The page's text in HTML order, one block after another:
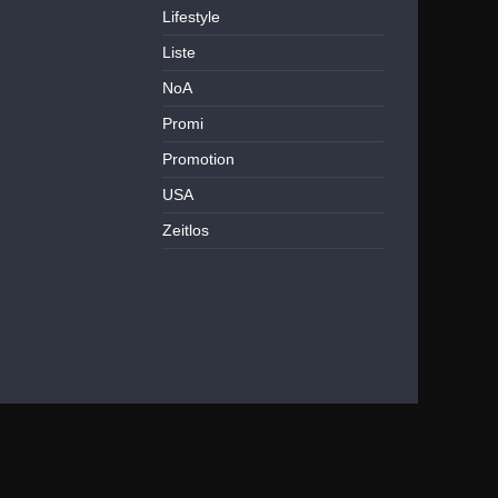
Lifestyle
Liste
NoA
Promi
Promotion
USA
Zeitlos